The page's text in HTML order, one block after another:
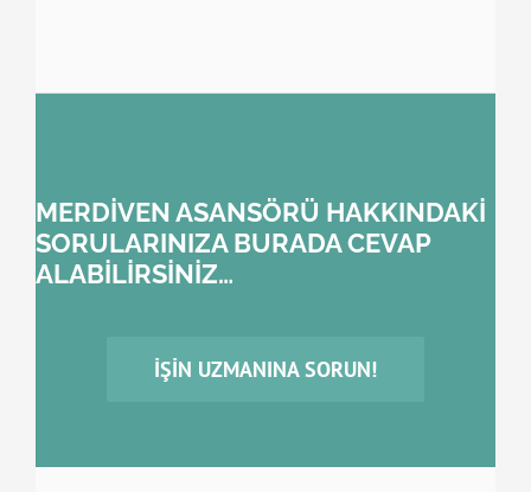
MERDİVEN ASANSÖRÜ HAKKINDAKİ
SORULARINIZA BURADA CEVAP
ALABİLİRSİNİZ…
İŞIN UZMANINA SORUN!